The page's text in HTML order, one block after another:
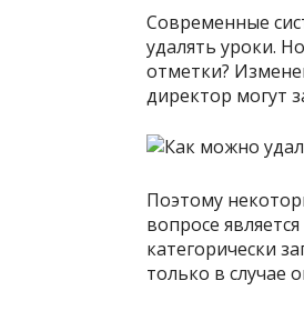
Современные
удалять уроки.
отметки?
директор могут
Поэтому
вопросе
категорически
только в случае